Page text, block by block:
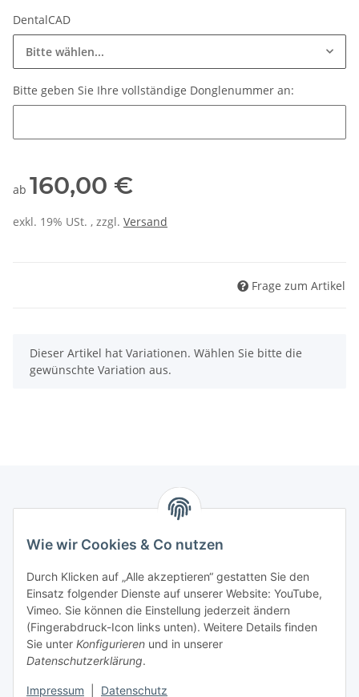
DentalCAD
Bitte wählen...
Bitte geben Sie Ihre vollständige Donglenummer an:
ab 160,00 €
exkl. 19% USt. , zzgl. Versand
Frage zum Artikel
x
Dieser Artikel hat Variationen. Wählen Sie bitte die
gewünschte Variation aus.
PROMADENT UG
Im Nordfeld 13
29336 Nienhagen
info@promadent.de
Wie wir Cookies & Co nutzen
Durch Klicken auf „Alle akzeptieren“ gestatten Sie den
Einsatz folgender Dienste auf unserer Website: YouTube,
Vimeo. Sie können die Einstellung jederzeit ändern
(Fingerabdruck-Icon links unten). Weitere Details finden
Sie unter Konfigurieren und in unserer
Datenschutzerklärung.
Impressum Datenschutz